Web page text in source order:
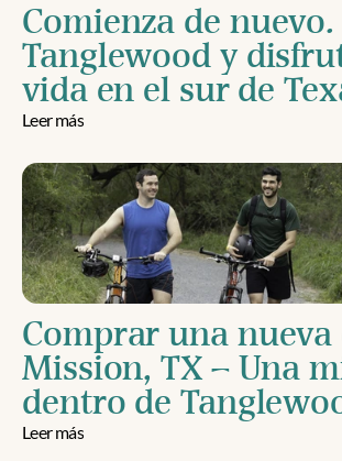
Comienza de
Tanglewood y
vida en el sur de
Leer más
Comprar una nueva
Mission, TX – Una
dentro de
Leer más